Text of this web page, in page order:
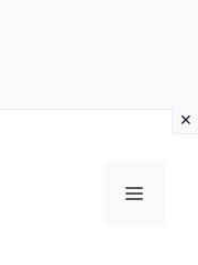
MENU